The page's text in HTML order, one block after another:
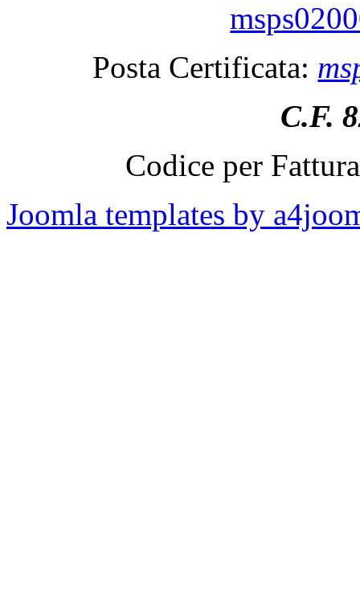
Posta Certificata:
C.F.
Codice per
Joomla templates by